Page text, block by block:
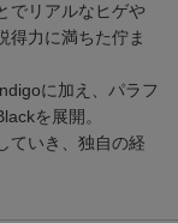
でリアルなヒゲや
得力に満ちた佇ま
に加え、パラフ
を展開。
ていき、独自の経